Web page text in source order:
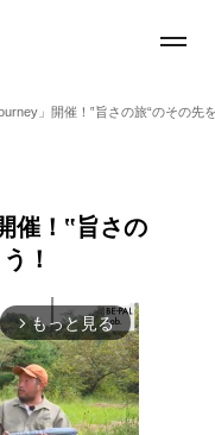
」開催！‟旨さの旅“のその先
催！‟旨さの
！
arrow_forward_ios もっと見る